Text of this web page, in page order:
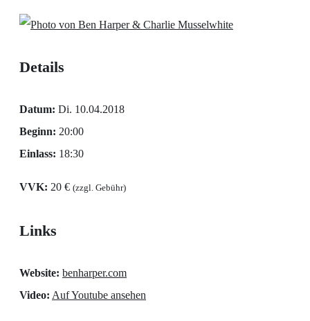
Details
Datum: Di. 10.04.2018
Beginn: 20:00
Einlass: 18:30
VVK: 20 € (zzgl. Gebühr)
Links
Website: benharper.com
Video: Auf Youtube ansehen